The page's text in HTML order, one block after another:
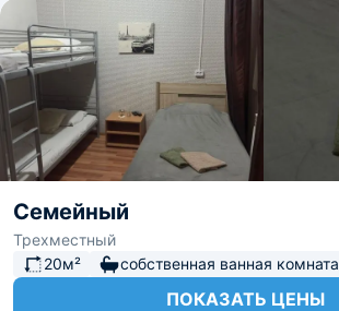
Семейный
Трехместный
20м²
собственная ванная комната
ПОКАЗАТЬ ЦЕНЫ